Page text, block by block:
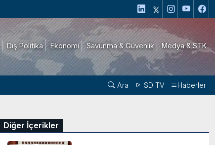
Dış Politika Ekonomi Savunma & Güvenlik Medya & STK
Ara SD TV Haberler
Diğer İçerikler